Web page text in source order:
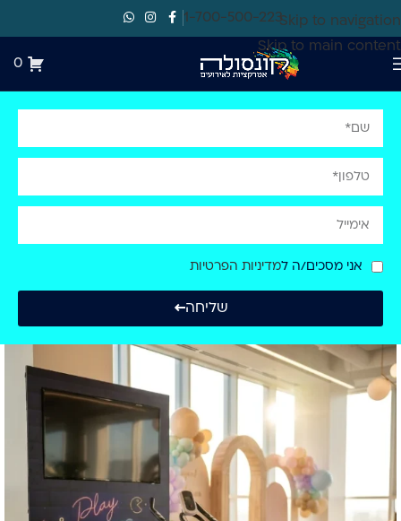
Skip to navigation
Skip to main content
1-700-500-223
0
אני מסכים/ה למדיניות הפרטיות
שליחה